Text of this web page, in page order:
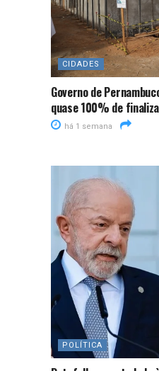
CIDADES
Governo de
quase 100% de
há 1 semana
POLÍTICA